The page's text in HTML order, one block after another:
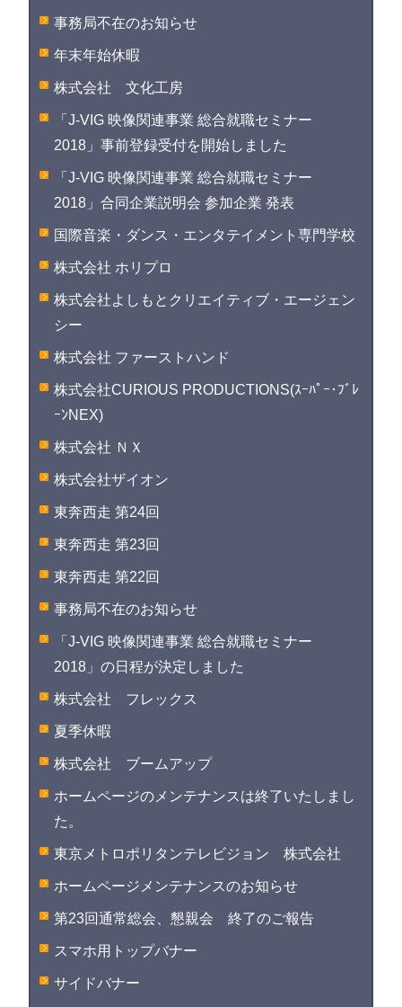
事務局不在のお知らせ
年末年始休暇
株式会社 文化工房
「J-VIG 映像関連事業 総合就職セミナー
2018」事前登録受付を開始しました
「J-VIG 映像関連事業 総合就職セミナー
2018」合同企業説明会 参加企業 発表
国際音楽・ダンス・エンタテイメント専門学校
株式会社 ホリプロ
株式会社よしもとクリエイティブ・エージェン
シー
株式会社 ファーストハンド
株式会社CURIOUS PRODUCTIONS(ｽｰﾊﾟｰ･ﾌﾞﾚ
ｰﾝNEX)
株式会社 ＮＸ
株式会社ザイオン
東奔西走 第24回
東奔西走 第23回
東奔西走 第22回
事務局不在のお知らせ
「J-VIG 映像関連事業 総合就職セミナー
2018」の日程が決定しました
株式会社 フレックス
夏季休暇
株式会社 ブームアップ
ホームページのメンテナンスは終了いたしまし
た。
東京メトロポリタンテレビジョン 株式会社
ホームページメンテナンスのお知らせ
第23回通常総会、懇親会 終了のご報告
スマホ用トップバナー
サイドバナー